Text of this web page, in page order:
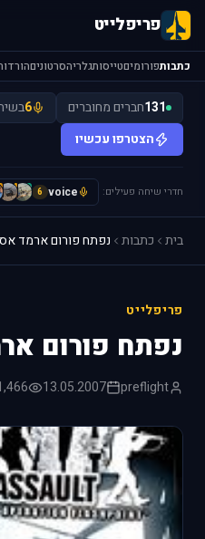
פריפלייט
כתבותפורומיםטייסותגלריהסרטונים
131חברים מחוברים 6
הצטרפו עכשיו
חדרי שיחה פעילים: voice
6
H
I
בית כתבות נפתח פורום ארמד
פריפלייט
נפתח פורום
preflight
13.05.2007
1,466